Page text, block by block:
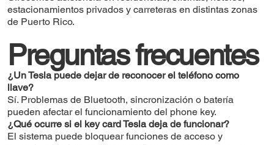
estacionamientos privados y carreteras en distintas zonas
de Puerto Rico.
Preguntas frecuentes
¿Un Tesla puede dejar de reconocer el teléfono como
llave?
Sí. Problemas de Bluetooth, sincronización o batería
pueden afectar el funcionamiento del phone key.
¿Qué ocurre si el key card Tesla deja de funcionar?
El sistema puede bloquear funciones de acceso y